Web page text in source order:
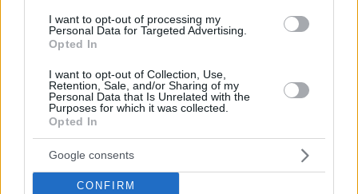
I want to opt-out of processing my
Personal Data for Targeted Advertising.
Opted In
I want to opt-out of Collection, Use,
Retention, Sale, and/or Sharing of my
Personal Data that Is Unrelated with the
Purposes for which it was collected.
Opted In
Google consents
CONFIRM
04/DIC/23 10:16
que volvió a jugar...
Scafati de Alessandro Gentile
Duro fin de semana para Ettore Messina